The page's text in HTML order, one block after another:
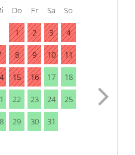
Do Fr Sa So
1 2 3 4
8 9 10 11
15 16 17 18
22 23 24 25
29 30 31